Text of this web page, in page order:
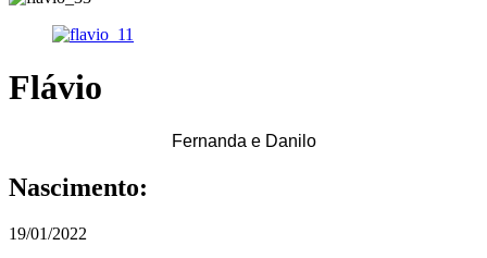
Flávio
Fernanda e Danilo
Nascimento:
19/01/2022